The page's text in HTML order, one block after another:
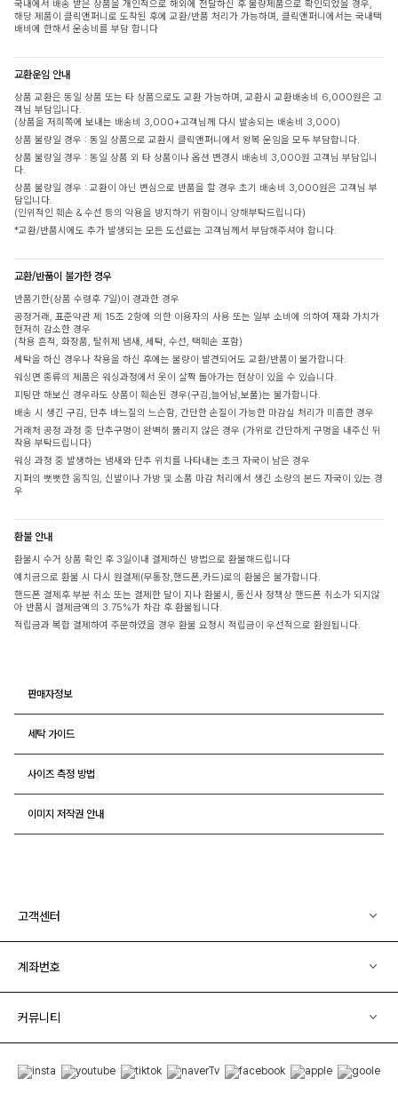
국내에서 배송 받은 상품을 개인적으로 해외에 전달하신 후 불량제품으로 확인되었을 경우,
해당 제품이 클릭앤퍼니로 도착된 후에 교환/반품 처리가 가능하며, 클릭앤퍼니에서는 국내택
배비에 한해서 운송비를 부담 합니다
교환운임 안내
상품 교환은 동일 상품 또는 타 상품으로도 교환 가능하며, 교환시 교환배송비 6,000원은 고
객님 부담입니다.
(상품을 저희쪽에 보내는 배송비 3,000+고객님께 다시 발송되는 배송비 3,000)
상품 불량일 경우 : 동일 상품으로 교환시 클릭앤퍼니에서 왕복 운임을 모두 부담합니다.
상품 불량일 경우 : 동일 상품 외 타 상품이나 옵션 변경시 배송비 3,000원 고객님 부담입니
다.
상품 불량일 경우 : 교환이 아닌 변심으로 반품을 할 경우 초기 배송비 3,000원은 고객님 부
담입니다.
(인위적인 훼손 & 수선 등의 악용을 방지하기 위함이니 양해부탁드립니다)
*교환/반품시에도 추가 발생되는 모든 도선료는 고객님께서 부담해주셔야 합니다.
교환/반품이 불가한 경우
반품기한(상품 수령후 7일)이 경과한 경우
공정거래, 표준약관 제 15조 2항에 의한 이용자의 사용 또는 일부 소비에 의하여 재화 가치가
현저히 감소한 경우
(착용 흔적, 화장품, 탈취제 냄새, 세탁, 수선, 택훼손 포함)
세탁을 하신 경우나 착용을 하신 후에는 불량이 발견되어도 교환/반품이 불가합니다.
워싱면 종류의 제품은 워싱과정에서 옷이 살짝 돌아가는 현상이 있을 수 있습니다.
피팅만 해보신 경우라도 상품이 훼손된 경우(구김,늘어남,보풀)는 불가합니다.
배송 시 생긴 구김, 단추 바느질의 느슨함, 간단한 손질이 가능한 마감실 처리가 미흡한 경우
거래처 공정 과정 중 단추구멍이 완벽히 뚫리지 않은 경우 (가위로 간단하게 구멍을 내주신 뒤
착용 부탁드립니다)
워싱 과정 중 발생하는 냄새와 단추 위치를 나타내는 초크 자국이 남은 경우
지퍼의 뻣뻣한 움직임, 신발이나 가방 및 소품 마감 처리에서 생긴 소량의 본드 자국이 있는 경
우
환불 안내
환불시 수거 상품 확인 후 3일이내 결제하신 방법으로 환불해드립니다
예치금으로 환불 시 다시 원결제(무통장,핸드폰,카드)로의 환불은 불가합니다.
핸드폰 결제후 부분 취소 또는 결제한 달이 지나 환불시, 통신사 정책상 핸드폰 취소가 되지않
아 반품시 결제금액의 3.75%가 차감 후 환불됩니다.
적립금과 복합 결제하여 주문하였을 경우 환불 요청시 적립금이 우선적으로 환원됩니다.
판매자정보
세탁 가이드
사이즈 측정 방법
이미지 저작권 안내
고객센터
계좌번호
커뮤니티